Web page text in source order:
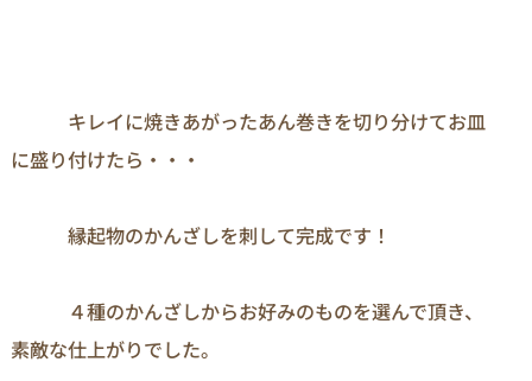
キレイに焼きあがったあん巻きを切り分けてお皿
に盛り付けたら・・・
縁起物のかんざしを刺して完成です！
４種のかんざしからお好みのものを選んで頂き、
素敵な仕上がりでした。